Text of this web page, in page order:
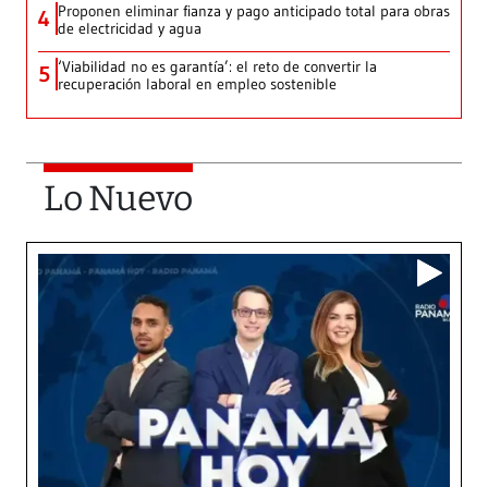
4 Proponen eliminar fianza y pago anticipado total para obras
de electricidad y agua
5 ‘Viabilidad no es garantía’: el reto de convertir la
recuperación laboral en empleo sostenible
Lo Nuevo